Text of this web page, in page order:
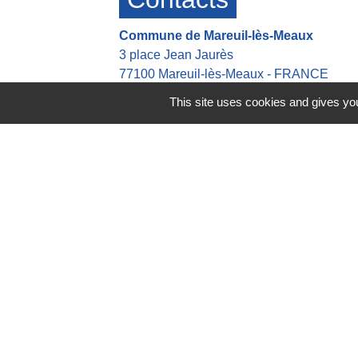
Commune de Mareuil-lès-Meaux
3 place Jean Jaurès
77100 Mareuil-lès-Meaux - FRANCE
This site uses cookies and gives